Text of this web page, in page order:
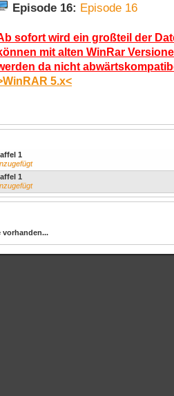
Episode 16: Episode 16
sofort wird ein großteil der
mit alten WinRar
da nicht
5.x<
1
1
vorhanden...